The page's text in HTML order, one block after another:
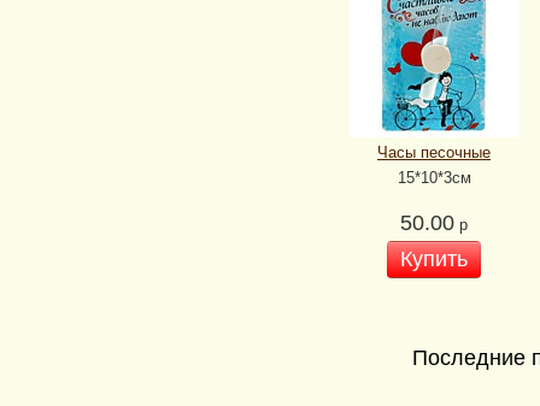
Часы песочные
15*10*3см
50.00 р
Купить
Последние